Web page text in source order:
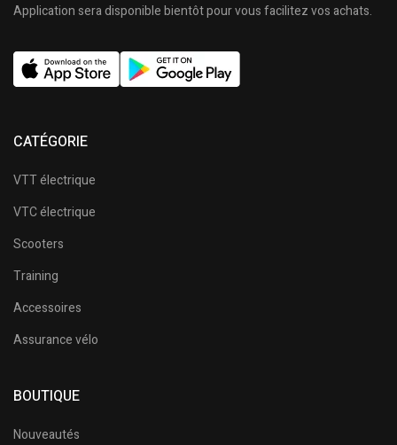
Application sera disponible bientôt pour vous facilitez vos achats.
CATÉGORIE
VTT électrique
VTC électrique
Scooters
Training
Accessoires
Assurance vélo
BOUTIQUE
Nouveautés